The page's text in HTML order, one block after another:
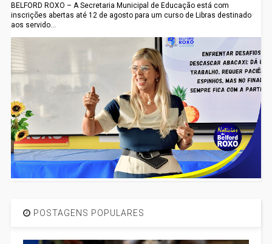
BELFORD ROXO – A Secretaria Municipal de Educação está com
inscrições abertas até 12 de agosto para um curso de Libras destinado
aos servido...
POSTAGENS POPULARES